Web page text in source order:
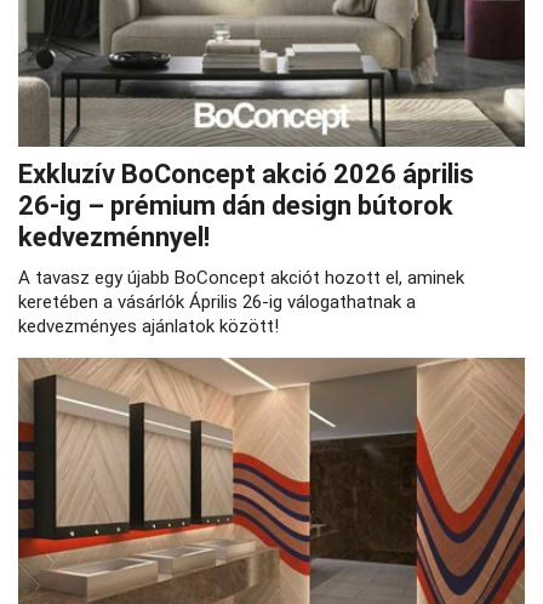
Exkluzív BoConcept akció 2026 április
26‑ig – prémium dán design bútorok
kedvezménnyel!
A tavasz egy újabb BoConcept akciót hozott el, aminek
keretében a vásárlók Április 26-ig válogathatnak a
kedvezményes ajánlatok között!